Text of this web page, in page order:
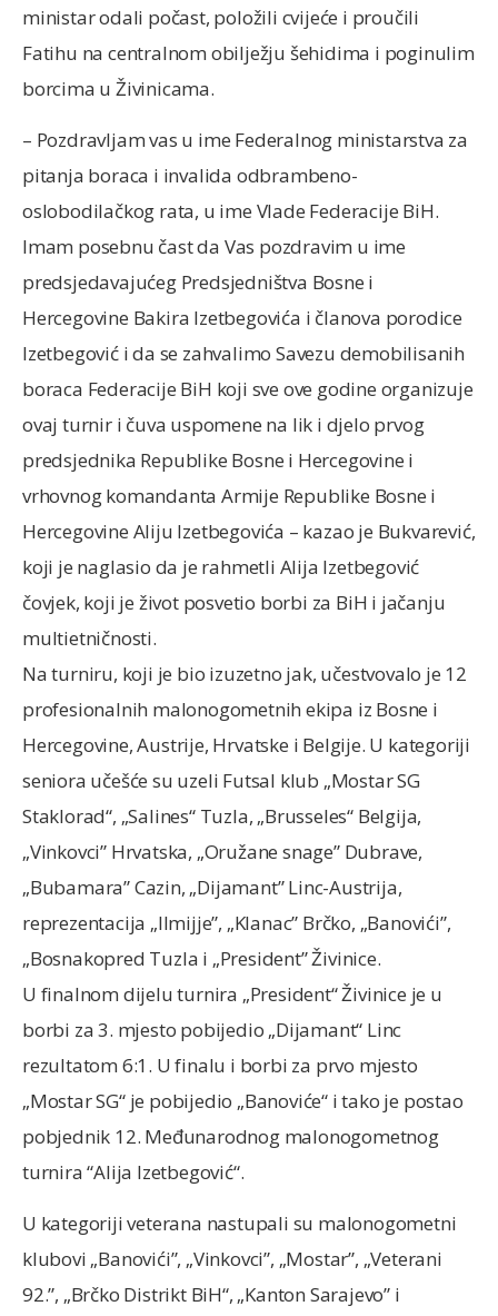
ministar odali počast, položili cvijeće i proučili
Fatihu na centralnom obilježju šehidima i poginulim
borcima u Živinicama.
– Pozdravljam vas u ime Federalnog ministarstva za
pitanja boraca i invalida odbrambeno-
oslobodilačkog rata, u ime Vlade Federacije BiH.
Imam posebnu čast da Vas pozdravim u ime
predsjedavajućeg Predsjedništva Bosne i
Hercegovine Bakira Izetbegovića i članova porodice
Izetbegović i da se zahvalimo Savezu demobilisanih
boraca Federacije BiH koji sve ove godine organizuje
ovaj turnir i čuva uspomene na lik i djelo prvog
predsjednika Republike Bosne i Hercegovine i
vrhovnog komandanta Armije Republike Bosne i
Hercegovine Aliju Izetbegovića – kazao je Bukvarević,
koji je naglasio da je rahmetli Alija Izetbegović
čovjek, koji je život posvetio borbi za BiH i jačanju
multietničnosti.
Na turniru, koji je bio izuzetno jak, učestvovalo je 12
profesionalnih malonogometnih ekipa iz Bosne i
Hercegovine, Austrije, Hrvatske i Belgije. U kategoriji
seniora učešće su uzeli Futsal klub „Mostar SG
Staklorad“, „Salines“ Tuzla, „Brusseles“ Belgija,
„Vinkovci” Hrvatska, „Oružane snage” Dubrave,
„Bubamara” Cazin, „Dijamant” Linc-Austrija,
reprezentacija „Ilmijje”, „Klanac” Brčko, „Banovići”,
„Bosnakopred Tuzla i „President” Živinice.
U finalnom dijelu turnira „President“ Živinice je u
borbi za 3. mjesto pobijedio „Dijamant“ Linc
rezultatom 6:1. U finalu i borbi za prvo mjesto
„Mostar SG“ je pobijedio „Banoviće“ i tako je postao
pobjednik 12. Međunarodnog malonogometnog
turnira “Alija Izetbegović“.
U kategoriji veterana nastupali su malonogometni
klubovi „Banovići”, „Vinkovci”, „Mostar”, „Veterani
92.”, „Brčko Distrikt BiH“, „Kanton Sarajevo” i